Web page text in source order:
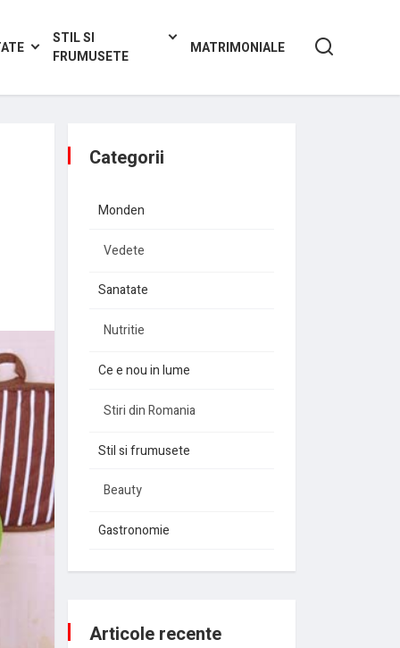
STIL SI
FRUMUSETE
MATRIMONIALE
Categorii
Monden
Vedete
Sanatate
Nutritie
Ce e nou in lume
Stiri din Romania
Stil si frumusete
Beauty
Gastronomie
Articole recente